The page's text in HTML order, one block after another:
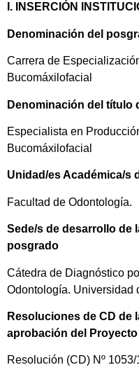
I. INSERCIÓN
Denominación del
Carrera de
Bucomáxilofacial
Denominación del título
Especialista en
Bucomáxilofacial
Unidad/es Académica/s
Facultad de Odontología.
Sede/s de desarrollo de
posgrado
Cátedra de Diagnóstico
Odontología. Universidad
Resoluciones de CD de
aprobación del
Resolución (CD) Nº 1053/